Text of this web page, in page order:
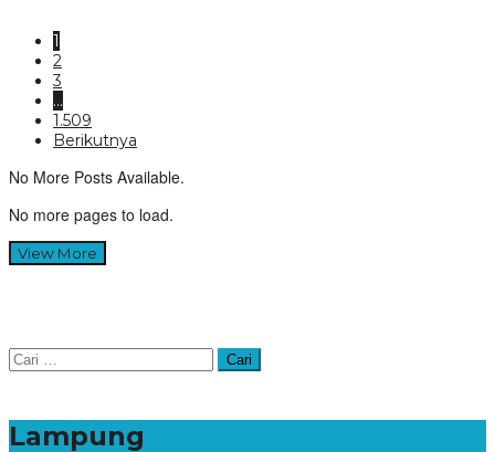
1
2
3
…
1.509
Berikutnya
No More Posts Available.
No more pages to load.
View More
Cari
untuk:
Lampung